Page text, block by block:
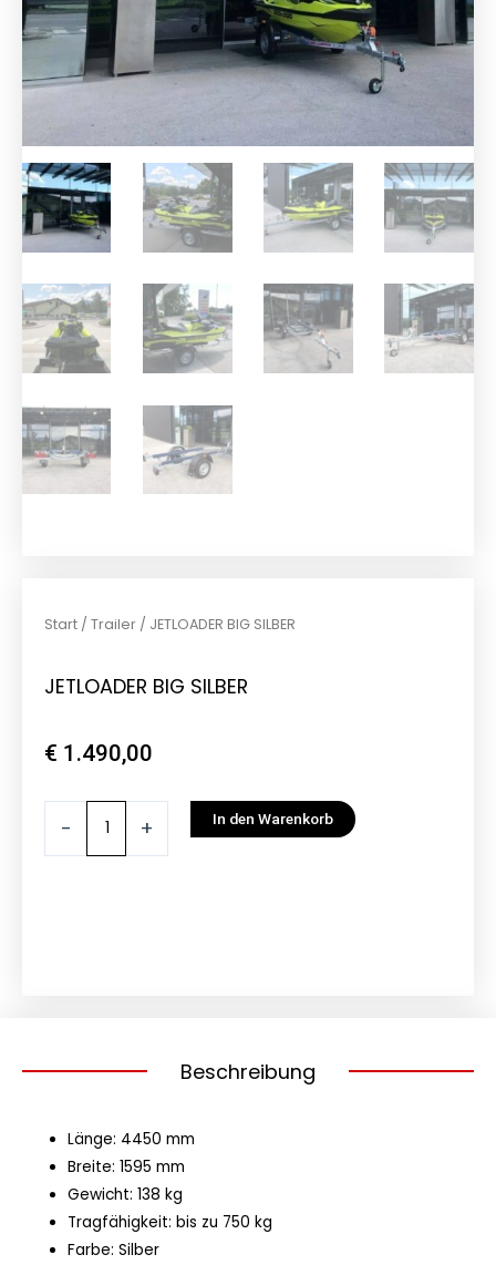
Start / Trailer / JETLOADER BIG SILBER
JETLOADER BIG SILBER
€ 1.490,00
- + In den Warenkorb
Beschreibung
Länge: 4450 mm
Breite: 1595 mm
Gewicht: 138 kg
Tragfähigkeit: bis zu 750 kg
Farbe: Silber